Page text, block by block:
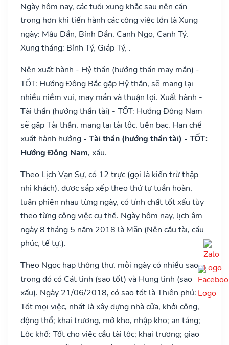
Ngày hôm nay, các tuổi xung khắc sau nên cẩn
trọng hơn khi tiến hành các công việc lớn là Xung
ngày: Mậu Dần, Bính Dần, Canh Ngọ, Canh Tý,
Xung tháng: Bính Tý, Giáp Tý, .
Nên xuất hành - Hỷ thần (hướng thần may mắn) -
TỐT: Hướng Đông Bắc gặp Hỷ thần, sẽ mang lại
nhiều niềm vui, may mắn và thuận lợi. Xuất hành -
Tài thần (hướng thần tài) - TỐT: Hướng Đông Nam
sẽ gặp Tài thần, mang lại tài lộc, tiền bạc. Hạn chế
xuất hành hướng - Tài thần (hướng thần tài) - TỐT:
Hướng Đông Nam, xấu.
Theo Lịch Vạn Sự, có 12 trực (gọi là kiến trừ thập
nhị khách), được sắp xếp theo thứ tự tuần hoàn,
luân phiên nhau từng ngày, có tính chất tốt xấu tùy
theo từng công việc cụ thể. Ngày hôm nay, lịch âm
ngày 8 tháng 5 năm 2018 là Mãn (Nên cầu tài, cầu
phúc, tế tự.).
Theo Ngọc hạp thông thư, mỗi ngày có nhiều sao,
trong đó có Cát tinh (sao tốt) và Hung tinh (sao
xấu). Ngày 21/06/2018, có sao tốt là Thiên phú:
Tốt mọi việc, nhất là xây dựng nhà cửa, khởi công,
động thổ; khai trương, mở kho, nhập kho; an táng;
Lộc khố: Tốt cho việc cầu tài lộc; khai trương; giao